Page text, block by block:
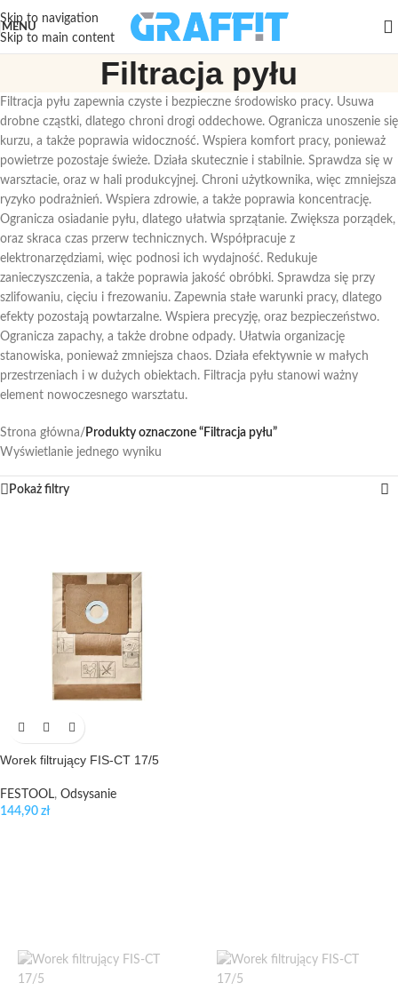
Skip to navigation
Skip to main content
MENU
Filtracja pyłu
Filtracja pyłu zapewnia czyste i bezpieczne środowisko pracy. Usuwa
drobne cząstki, dlatego chroni drogi oddechowe. Ogranicza unoszenie się
kurzu, a także poprawia widoczność. Wspiera komfort pracy, ponieważ
powietrze pozostaje świeże. Działa skutecznie i stabilnie. Sprawdza się w
warsztacie, oraz w hali produkcyjnej. Chroni użytkownika, więc zmniejsza
ryzyko podrażnień. Wspiera zdrowie, a także poprawia koncentrację.
Ogranicza osiadanie pyłu, dlatego ułatwia sprzątanie. Zwiększa porządek,
oraz skraca czas przerw technicznych. Współpracuje z
elektronarzędziami, więc podnosi ich wydajność. Redukuje
zanieczyszczenia, a także poprawia jakość obróbki. Sprawdza się przy
szlifowaniu, cięciu i frezowaniu. Zapewnia stałe warunki pracy, dlatego
efekty pozostają powtarzalne. Wspiera precyzję, oraz bezpieczeństwo.
Ogranicza zapachy, a także drobne odpady. Ułatwia organizację
stanowiska, ponieważ zmniejsza chaos. Działa efektywnie w małych
przestrzeniach i w dużych obiektach. Filtracja pyłu stanowi ważny
element nowoczesnego warsztatu.
Strona główna/ Produkty oznaczone “Filtracja pyłu”
Wyświetlanie jednego wyniku
Pokaż filtry
Worek filtrujący FIS-CT 17/5
FESTOOL, Odsysanie
144,90 zł